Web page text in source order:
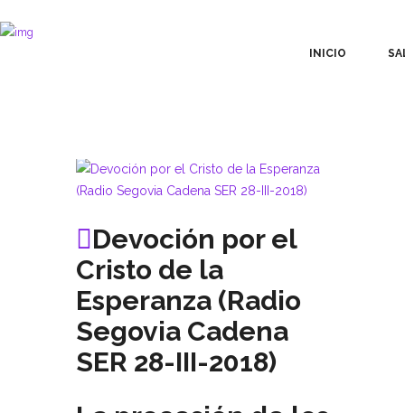
INICIO
Devoción por el
Cristo de la
Esperanza (Radio
Segovia Cadena
SER 28-III-2018)